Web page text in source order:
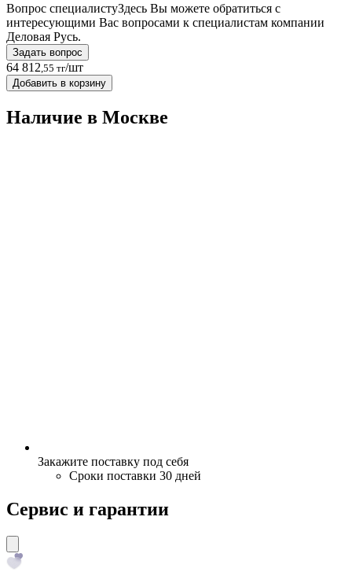
Вопрос специалистуЗдесь Вы можете обратиться с
интересующими Вас вопросами к специалистам компании
Деловая Русь.
Задать вопрос
64 812 ,55 тг/шт
Добавить в корзину
Наличие в Москвe
Закажите поставку под себя
Сроки поставки 30 дней
Сервис и гарантии